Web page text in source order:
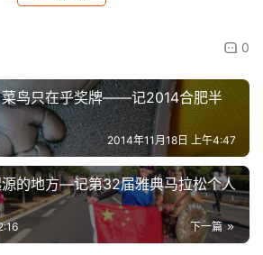
0
菜鸟只在乎奖牌——记2014合肥半
2014年11月18日 上午4:47
的地方—记第32届雅典马拉松个人
下一篇